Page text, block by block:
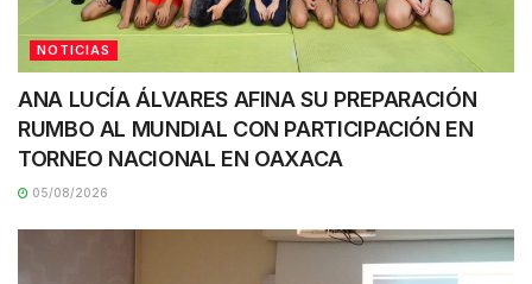
NOTICIAS
ANA LUCÍA ÁLVARES AFINA SU PREPARACIÓN
RUMBO AL MUNDIAL CON PARTICIPACIÓN EN
TORNEO NACIONAL EN OAXACA
05/08/2026